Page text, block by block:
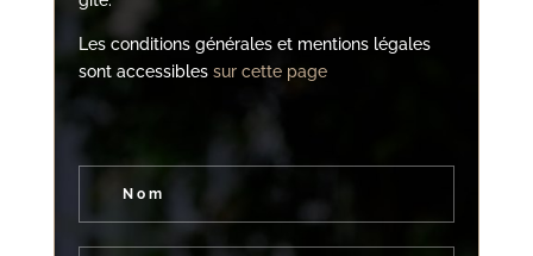
Les conditions générales et mentions légales
sont accessibles sur cette page